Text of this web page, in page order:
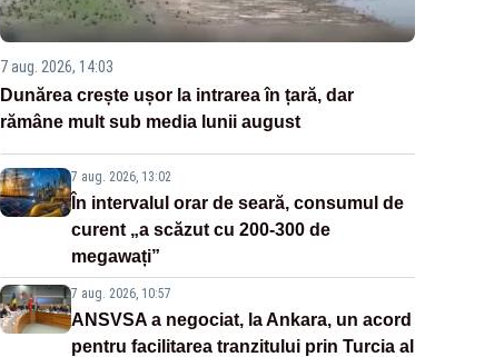
7 aug. 2026, 14:03
Dunărea crește ușor la intrarea în țară, dar
rămâne mult sub media lunii august
7 aug. 2026, 13:02
În intervalul orar de seară, consumul de
curent „a scăzut cu 200-300 de
megawați”
7 aug. 2026, 10:57
ANSVSA a negociat, la Ankara, un acord
pentru facilitarea tranzitului prin Turcia al